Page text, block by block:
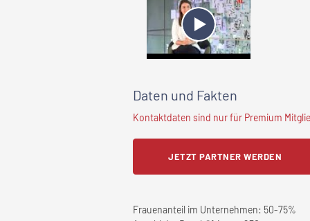
Daten und Fakten
Kontaktdaten sind nur für Premium
JETZT PARTNER WERDEN
Frauenanteil im Unternehmen: 50-75%